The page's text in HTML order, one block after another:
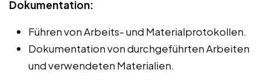
Dokumentation:
Führen von Arbeits- und Materialprotokollen.
Dokumentation von durchgeführten Arbeiten
und verwendeten Materialien.